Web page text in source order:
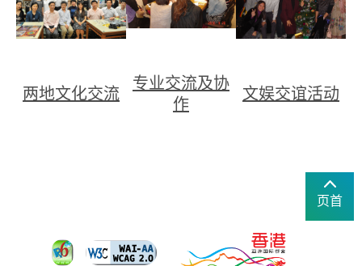
两地文化交流
专业交流及协
作
文娱交谊活动
页首